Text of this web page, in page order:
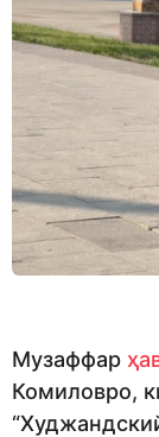
Музаффар
Комиловро,